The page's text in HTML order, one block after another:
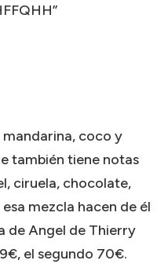
mandarina, coco y
también tiene notas
ciruela, chocolate,
mezcla hacen de él
de Angel de Thierry
el segundo 70€.